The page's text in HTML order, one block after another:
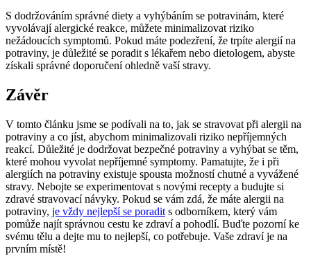
S dodržováním správné diety a vyhýbáním se potravinám, které
vyvolávají alergické reakce, můžete minimalizovat riziko
nežádoucích symptomů. Pokud máte podezření, že trpíte alergií na
potraviny, je důležité se poradit s lékařem nebo dietologem, abyste
získali správné doporučení ohledně vaší stravy.
Závěr
V tomto článku jsme se podívali na to, jak se stravovat při alergii na
potraviny a co jíst, abychom minimalizovali riziko nepříjemných
reakcí. Důležité je dodržovat bezpečné potraviny a vyhýbat se těm,
které mohou vyvolat nepříjemné symptomy. Pamatujte, že i při
alergiích na potraviny existuje spousta možností chutné a vyvážené
stravy. Nebojte se experimentovat s novými recepty a budujte si
zdravé stravovací návyky. Pokud se vám zdá, že máte alergii na
potraviny, je vždy nejlepší se poradit s odborníkem, který vám
pomůže najít správnou cestu ke zdraví a pohodlí. Buďte pozorní ke
svému tělu a dejte mu to nejlepší, co potřebuje. Vaše zdraví je na
prvním místě!